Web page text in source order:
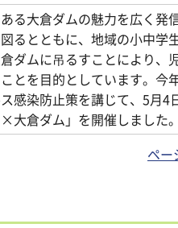
る大倉ダムの魅力を広く発
るとともに、地域の小中学
ダムに吊るすことにより、
とを目的としています。今
感染防止策を講じて、5月4
大倉ダム」を開催しました。
ペー